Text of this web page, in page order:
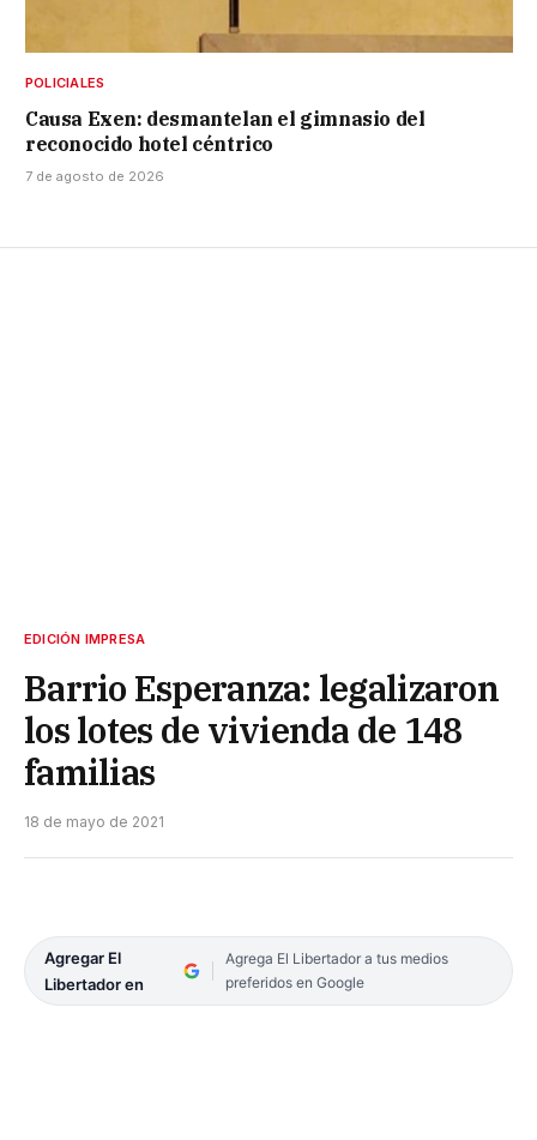
POLICIALES
Causa Exen: desmantelan el gimnasio del
reconocido hotel céntrico
7 de agosto de 2026
EDICIÓN IMPRESA
Barrio Esperanza: legalizaron
los lotes de vivienda de 148
familias
18 de mayo de 2021
Agregar El
Libertador en
Agrega El Libertador a tus medios
preferidos en Google